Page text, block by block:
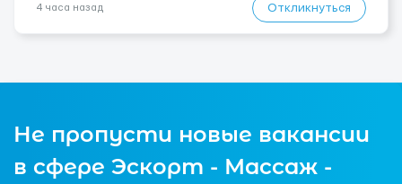
4 часа назад Откликнуться
Не пропусти новые вакансии
в сфере Эскорт - Массаж -